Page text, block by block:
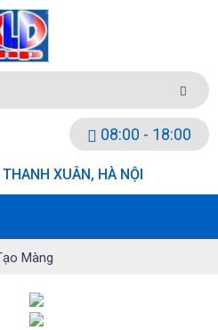
08:00 - 18:00
XUÂN, HÀ NỘI
Màng